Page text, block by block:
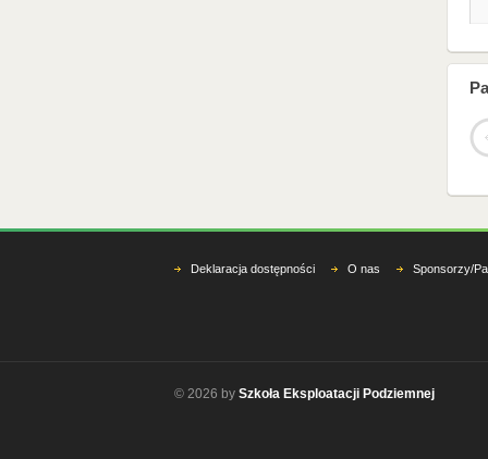
Deklaracja dostępności O nas Sponsorzy/
© 2026 by Szkoła Eksploatacji Podziemnej